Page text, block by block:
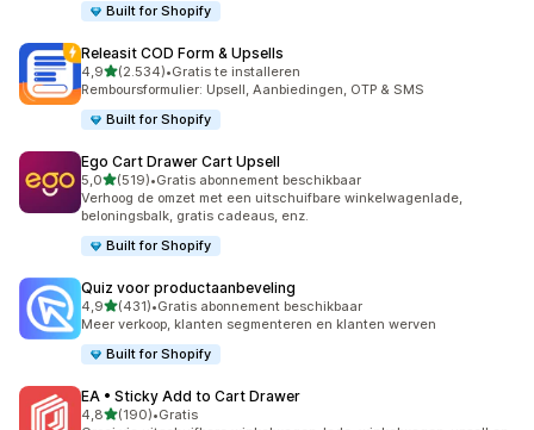
Built for Shopify
Releasit COD Form & Upsells
4,9van 5 sterren
(2.534)
2534 recensies in totaal
•Gratis te installeren
Remboursformulier: Upsell, Aanbiedingen, OTP & SMS
Built for Shopify
Ego Cart Drawer Cart Upsell
5,0van 5 sterren
(519)
519 recensies in totaal
•Gratis abonnement beschikbaar
Verhoog de omzet met een uitschuifbare winkelwagenlade,
beloningsbalk, gratis cadeaus, enz.
Built for Shopify
Quiz voor productaanbeveling
4,9van 5 sterren
(431)
431 recensies in totaal
•Gratis abonnement beschikbaar
Meer verkoop, klanten segmenteren en klanten werven
Built for Shopify
EA • Sticky Add to Cart Drawer
4,8van 5 sterren
(190)
190 recensies in totaal
•Gratis